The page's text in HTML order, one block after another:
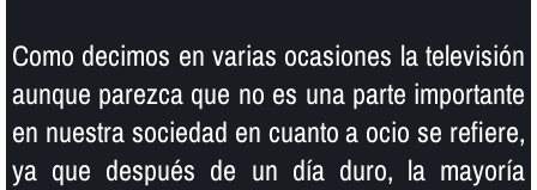
Como decimos en varias ocasiones la televisión
aunque parezca que no es una parte importante
en nuestra sociedad en cuanto a ocio se refiere,
ya que después de un dí­a duro, la mayorí­a